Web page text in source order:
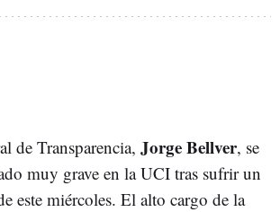
de Transparencia, Jorge Bellver, se
muy grave en la UCI tras sufrir un
este miércoles. El alto cargo de la